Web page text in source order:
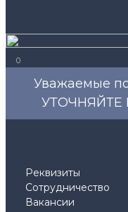
0
Уважаемые
Реквизиты
Сотрудничество
Вакансии